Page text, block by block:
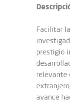
Facilitar
prestigio
relevante
avance